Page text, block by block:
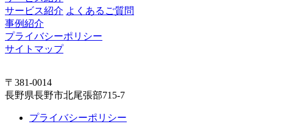
サービス紹介 よくあるご質問
事例紹介
プライバシーポリシー
サイトマップ
〒381-0014
長野県長野市北尾張部715-7
プライバシーポリシー